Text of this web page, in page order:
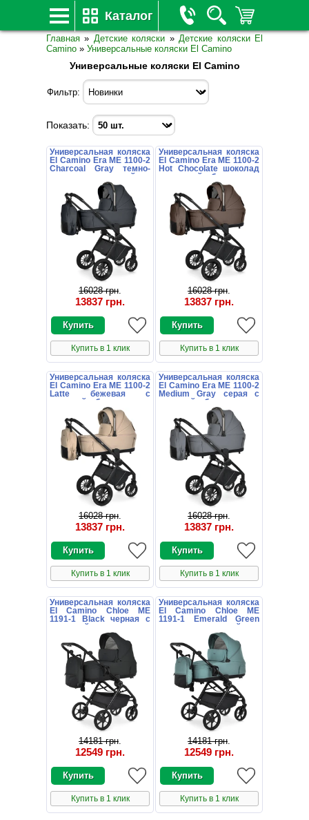
Каталог
Главная » Детские коляски »Детские коляски El
Camino » Универсальные коляски El Camino
Универсальные коляски El Camino
Фильтр:
Показать:
Универсальная коляска
El Camino Era ME 1100-2
Charcoal Gray темно-
серая с люлькой и
16028 грн.
13837 грн.
Купить в 1 клик
Универсальная коляска
El Camino Era ME 1100-2
Hot Chocolate шоколад
с люлькой и блоком
16028 грн.
13837 грн.
Купить в 1 клик
Универсальная коляска
El Camino Era ME 1100-2
Latte бежевая с
люлькой и блоком
16028 грн.
13837 грн.
Купить в 1 клик
Универсальная коляска
El Camino Era ME 1100-2
Medium Gray серая с
люлькой и блоком
16028 грн.
13837 грн.
Купить в 1 клик
Универсальная коляска
El Camino Chloe ME
1191-1 Black черная с
сумочкой
14181 грн.
12549 грн.
Купить в 1 клик
Универсальная коляска
El Camino Chloe ME
1191-1 Emerald Green
зеленая с сумочкой
14181 грн.
12549 грн.
Купить в 1 клик